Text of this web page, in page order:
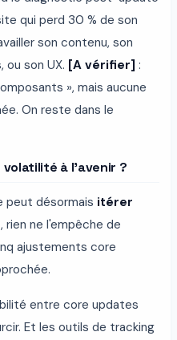
qui perd 30 % de son
son contenu, son
ou son UX. [A vérifier] :
», mais aucune
On reste dans le
à l'avenir ?
peut désormais itérer
, rien ne l'empêche de
ajustements core
entre core updates
Et les outils de tracking